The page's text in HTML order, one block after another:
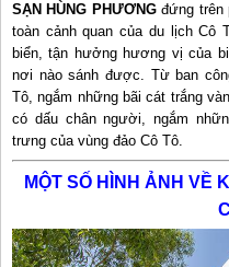
SẠN HÙNG PHƯƠNGđứng trên
toàn cảnh quan của du lịch Cô
biển, tận hưởng hương vị của
nơi nào sánh được. Từ ban
Tô, ngắm những bãi cát trắng
có dấu chân người, ngắm
trưng của vùng đảo Cô Tô.
MỘT SỐ HÌNH ẢNH VỀ